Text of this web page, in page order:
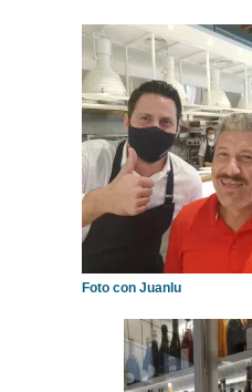
Foto con Juanlu